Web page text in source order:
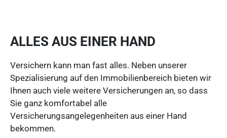
ALLES AUS EINER HAND
Versichern kann man fast alles. Neben unserer
Spezialisierung auf den Immobilienbereich bieten wir
Ihnen auch viele weitere Versicherungen an, so dass
Sie ganz komfortabel alle
Versicherungsangelegenheiten aus einer Hand
bekommen.